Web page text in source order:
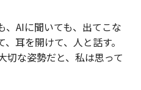
、AIに聞いても、出てこな
耳を開けて、人と話す。
切な姿勢だと、私は思って